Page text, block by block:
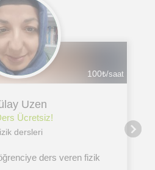
100₺/saat
Uzen
Ücretsiz!
dersleri